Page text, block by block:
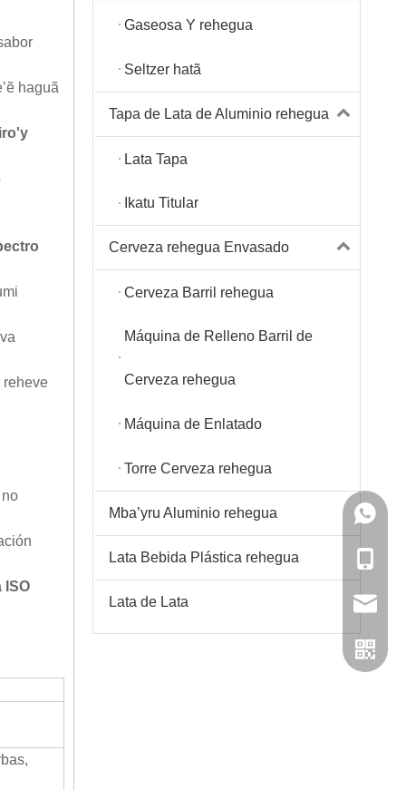
haguã
reheve
ISO
Gaseosa Y rehegua
Seltzer hatã
Tapa de Lata de Aluminio rehegua
Lata Tapa
Ikatu Titular
Cerveza rehegua Envasado
Cerveza Barril rehegua
Máquina de Relleno Barril de
Cerveza rehegua
Máquina de Enlatado
Torre Cerveza rehegua
Mba’yru Aluminio rehegua
Lata Bebida Plástica rehegua
Lata de Lata
+86-86